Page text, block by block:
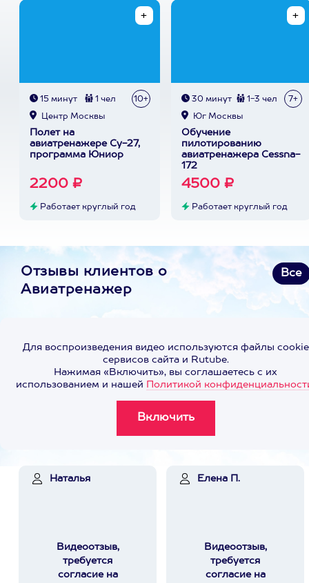
15 минут 1 чел 10+
Центр Москвы
Полет на
авиатренажере Су-27,
программа Юниор
2200 ₽
Работает круглый год
30 минут 1-3 чел 7+
Юг Москвы
Обучение
пилотированию
авиатренажера Cessna-
172
4500 ₽
Работает круглый год
Отзывы клиентов о
Авиатренажер
Все
Для воспроизведения видео используются файлы cookie
сервисов сайта и Rutube.
Нажимая «Включить», вы соглашаетесь с их
использованием и нашей Политикой
Наталья
Видеоотзыв,
требуется
согласие на
Елена П.
Видеоотзыв,
требуется
согласие на